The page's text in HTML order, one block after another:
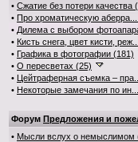
• Сжатие без потери качества
• Про хроматическую
• Дилема с выбором
• Кисть снега, цвет кисти,
• Графика в фотографии (181)
• О пересветах (25)
• Цейтраферная съемка –
• Некоторые замечания по
Форум Предложения и
• Мысли вслух о немыслимом